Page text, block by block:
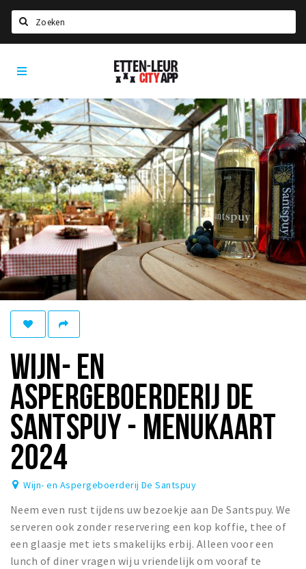
Home
Agenda
Deals
Party pics
Nieuws, interviews & blogs
Eten
Drinken
Slapen
Recreatief
Winkels
Winkelgebieden
Bezienswaardigheden
Musea, theaters & podia
Uitjes & activiteiten
Toeristische routes
Natuurgebieden
Baroniepoorten
Sport
Andere City Apps
Etten-
Leur
App
WIJN- EN
ASPERGEBOERDERIJ DE
SANTSPUY - MENUKAART
2024
Wijn- en Aspergeboerderij De Santspuy
Neem even rust tijdens uw bezoekje aan De Santspuy. We
serveren ook zonder reservering een kop koffie, thee of
een glaasje met iets smakelijks erbij. Alleen voor een
lunch of diner vragen wij u vriendelijk om vooraf te